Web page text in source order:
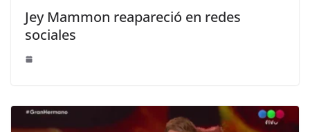
Jey Mammon reapareció en redes
sociales